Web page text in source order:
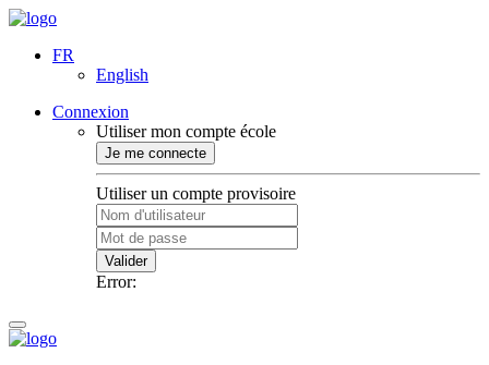
FR
English
Connexion
Utiliser mon compte école
Je me connecte
Utiliser un compte provisoire
Valider
Error: